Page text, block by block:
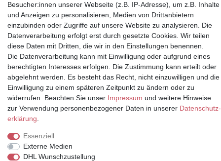
Partner
* Alle Preise inkl.
Mehrwertsteuer und zuzüglich
Versand | **ehemaliger
Verkäuferpreis
Besucher:innen unserer Webseite (z.B. IP-Adresse), um z.B. Inhalte
und Anzeigen zu personalisieren, Medien von Drittanbietern
einzubinden oder Zugriffe auf unsere Website zu analysieren. Die
Datenverarbeitung erfolgt erst durch gesetzte Cookies. Wir teilen
diese Daten mit Dritten, die wir in den Einstellungen benennen.
Die Datenverarbeitung kann mit Einwilligung oder aufgrund eines
berechtigten Interesses erfolgen. Die Zustimmung kann erteilt oder
abgelehnt werden. Es besteht das Recht, nicht einzuwilligen und die
Einwilligung zu einem späteren Zeitpunkt zu ändern oder zu
widerrufen. Beachten Sie unser Impressum und weitere Hinweise
zur Verwendung personenbezogener Daten in unserer Daten­schutz­
erklärung
Essenziell
Externe Medien
DHL Wunschzustellung